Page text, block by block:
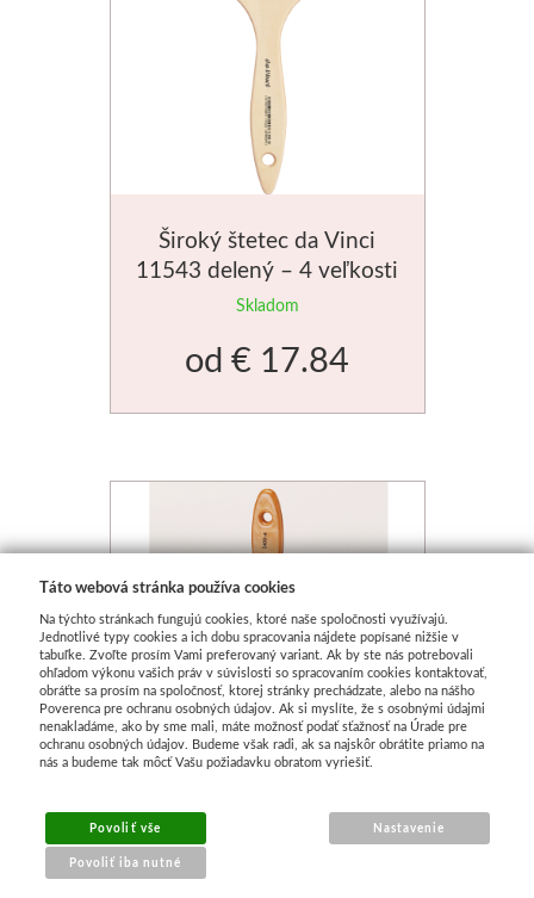
Široký štetec da Vinci
11543 delený – 4 veľkosti
Skladom
od € 17.84
Široký štetec da Vinci 2400-
Táto webová stránka používa cookies
Na týchto stránkach fungujú cookies, ktoré naše spoločnosti využívajú.
Jednotlivé typy cookies a ich dobu spracovania nájdete popísané nižšie v
tabuľke. Zvoľte prosím Vami preferovaný variant. Ak by ste nás potrebovali
ohľadom výkonu vašich práv v súvislosti so spracovaním cookies kontaktovať,
obráťte sa prosím na spoločnosť, ktorej stránky prechádzate, alebo na nášho
Poverenca pre ochranu osobných údajov. Ak si myslíte, že s osobnými údajmi
nenakladáme, ako by sme mali, máte možnosť podať sťažnosť na Úrade pre
ochranu osobných údajov. Budeme však radi, ak sa najskôr obrátite priamo na
nás a budeme tak môcť Vašu požiadavku obratom vyriešiť.
Povoliť vše
Povoliť iba nutné
Nastavenie